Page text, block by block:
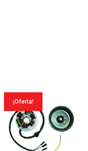
¡Oferta!